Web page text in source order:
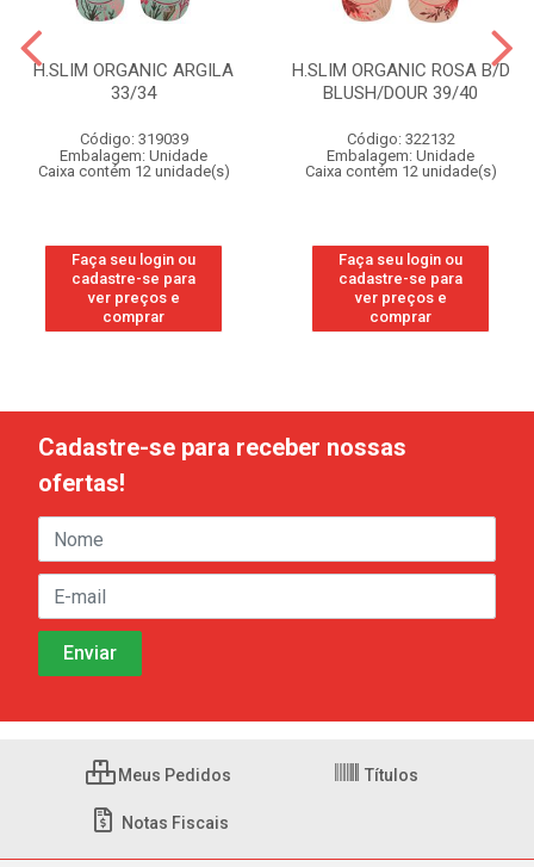
H.SLIM ORGANIC ARGILA
33/34
Código: 319039
Embalagem: Unidade
Caixa contém 12 unidade(s)
Faça seu login ou
cadastre-se para
ver preços e
comprar
H.SLIM ORGANIC ROSA B/D
BLUSH/DOUR 39/40
Código: 322132
Embalagem: Unidade
Caixa contém 12 unidade(s)
Faça seu login ou
cadastre-se para
ver preços e
comprar
Cadastre-se para receber nossas
ofertas!
Meus Pedidos Títulos
Notas Fiscais